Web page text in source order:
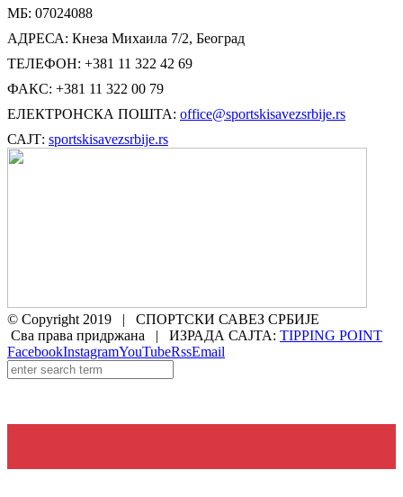
МБ: 07024088
АДРЕСА: Кнеза Михаила 7/2, Београд
ТЕЛЕФОН: +381 11 322 42 69
ФАКС: +381 11 322 00 79
ЕЛЕКТРОНСКА ПОШТА: office@sportskisavezsrbije.rs
САЈТ: sportskisavezsrbije.rs
© Copyright 2019 | СПОРТСКИ САВЕЗ СРБИЈЕ
Сва права придржана | ИЗРАДА САЈТА: TIPPING POINT
FacebookInstagramYouTubeRssEmail